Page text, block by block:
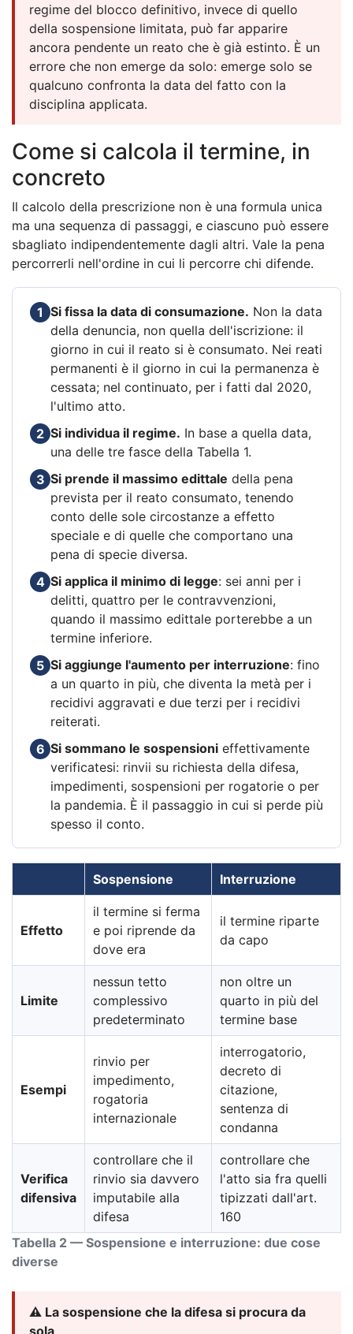
regime del blocco definitivo, invece di quello
della sospensione limitata, può far apparire
ancora pendente un reato che è già estinto. È un
errore che non emerge da solo: emerge solo se
qualcuno confronta la data del fatto con la
disciplina applicata.
Come si calcola il termine, in
concreto
Il calcolo della prescrizione non è una formula unica
ma una sequenza di passaggi, e ciascuno può essere
sbagliato indipendentemente dagli altri. Vale la pena
percorrerli nell'ordine in cui li percorre chi difende.
1 Si fissa la data di consumazione. Non la data
della denuncia, non quella dell'iscrizione: il
giorno in cui il reato si è consumato. Nei reati
permanenti è il giorno in cui la permanenza è
cessata; nel continuato, per i fatti dal 2020,
l'ultimo atto.
2 Si individua il regime. In base a quella data,
una delle tre fasce della Tabella 1.
3 Si prende il massimo edittale della pena
prevista per il reato consumato, tenendo
conto delle sole circostanze a effetto
speciale e di quelle che comportano una
pena di specie diversa.
4 Si applica il minimo di legge: sei anni per i
delitti, quattro per le contravvenzioni,
quando il massimo edittale porterebbe a un
termine inferiore.
5 Si aggiunge l'aumento per interruzione: fino
a un quarto in più, che diventa la metà per i
recidivi aggravati e due terzi per i recidivi
reiterati.
6 Si sommano le sospensioni effettivamente
verificatesi: rinvii su richiesta della difesa,
impedimenti, sospensioni per rogatorie o per
la pandemia. È il passaggio in cui si perde più
spesso il conto.
Tabella 2 — Sospensione e interruzione: due cose
diverse
Sospensione Interruzione
Effetto
il termine si ferma
e poi riprende da
dove era
il termine riparte
da capo
Limite
nessun tetto
complessivo
predeterminato
non oltre un
quarto in più del
termine base
Esempi
rinvio per
impedimento,
rogatoria
internazionale
interrogatorio,
decreto di
citazione,
sentenza di
condanna
Verifica
difensiva
controllare che il
rinvio sia davvero
imputabile alla
difesa
controllare che
l'atto sia fra quelli
tipizzati dall'art.
160
⚠️ La sospensione che la difesa si procura da
sola